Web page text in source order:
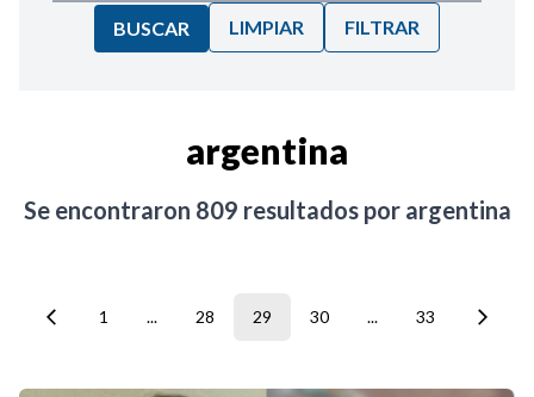
BUSCAR LIMPIAR FILTRAR
argentina
Se encontraron 809 resultados por argentina
1 ... 28 29 30 ... 33